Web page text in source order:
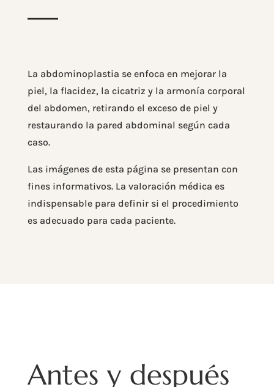
La abdominoplastia se enfoca en mejorar la
piel, la flacidez, la cicatriz y la armonía corporal
del abdomen, retirando el exceso de piel y
restaurando la pared abdominal según cada
caso.
Las imágenes de esta página se presentan con
fines informativos. La valoración médica es
indispensable para definir si el procedimiento
es adecuado para cada paciente.
Antes y después